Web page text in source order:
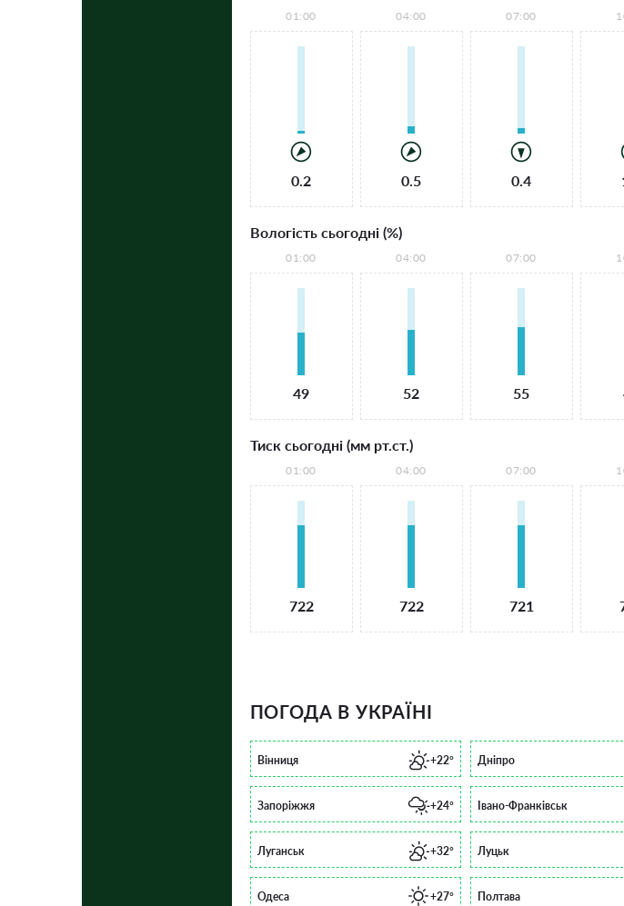
01:00
0.2
04:00
0.5
07:00
0.4
Вологість сьогодні (%)
01:00
49
04:00
52
07:00
55
Тиск сьогодні (мм рт.ст.)
01:00
722
04:00
722
07:00
721
ПОГОДА В УКРАЇНІ
Вінниця +22° Дніпро
Запоріжжя +24° Івано-Франківськ
Луганськ +32° Луцьк
Одеса +27° Полтава